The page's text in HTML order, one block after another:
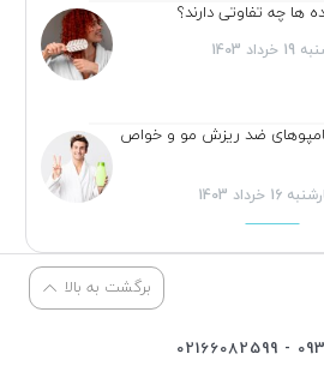
ها چه تفاوتی دارند؟
خرداد 1403
شامپوهای ضد ریزش مو و خواص
16 خرداد 1403
برگشت به بالا